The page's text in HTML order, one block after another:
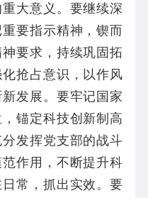
大意义。要继续深
要指示精神，锲而
要求，持续巩固拓
抢占意识，以作风
发展。要牢记国家
锚定科技创新制高
发挥党支部的战斗
作用，不断提升科
常，抓出实效。要